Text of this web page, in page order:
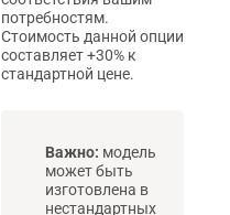
потребностям.
Стоимость данной опции
составляет +30% к
стандартной цене.
Важно: модель
может быть
изготовлена в
нестандартных